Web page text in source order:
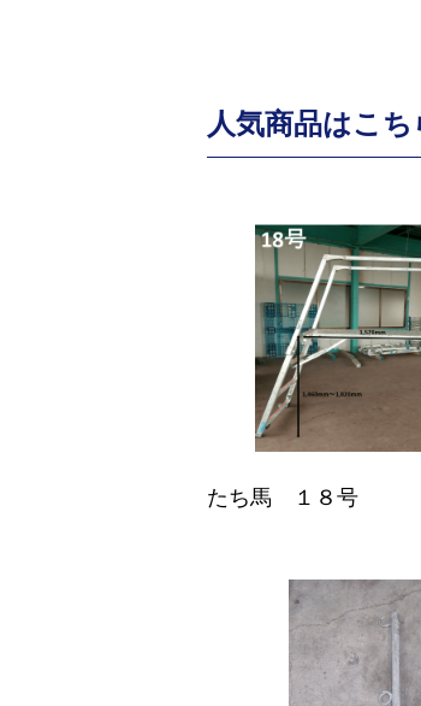
人気商品はこち
たち馬 １８号